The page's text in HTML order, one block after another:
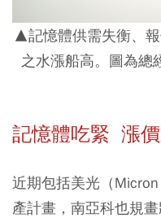
▲記憶體供需失衡、
之水漲船高。圖為總
記憶體吃緊 漲
近期包括美光（
產計畫，南亞科也規